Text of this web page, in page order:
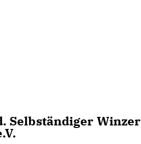
Selbständiger Winzer